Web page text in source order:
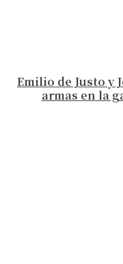
Emilio de Justo y
armas en la